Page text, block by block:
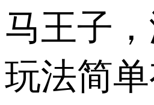
马王子
玩法简单